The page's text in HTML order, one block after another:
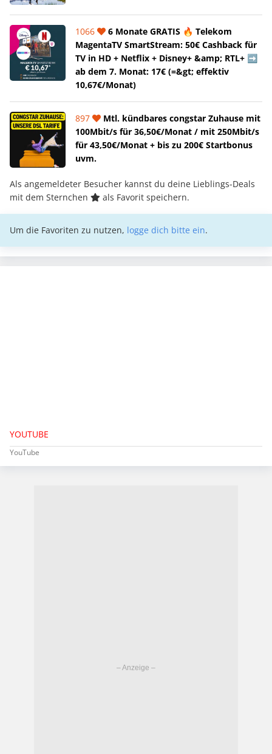
1066
6 Monate GRATIS 🔥 Telekom
MagentaTV SmartStream: 50€ Cashback für
TV in HD + Netflix + Disney+ &amp; RTL+ ➡️
ab dem 7. Monat: 17€ (=&gt; effektiv
10,67€/Monat)
897
Mtl. kündbares congstar Zuhause mit
100Mbit/s für 36,50€/Monat / mit 250Mbit/s
für 43,50€/Monat + bis zu 200€ Startbonus
uvm.
Als angemeldeter Besucher kannst du deine Lieblings-Deals
mit dem Sternchen
als Favorit speichern.
Um die Favoriten zu nutzen, logge dich bitte ein.
YOUTUBE
YouTube